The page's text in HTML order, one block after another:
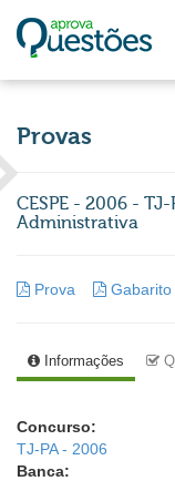
Provas
CESPE - 2006 -
Administrativa
Prova Gabarito
Informações
Concurso:
TJ-PA - 2006
Banca: